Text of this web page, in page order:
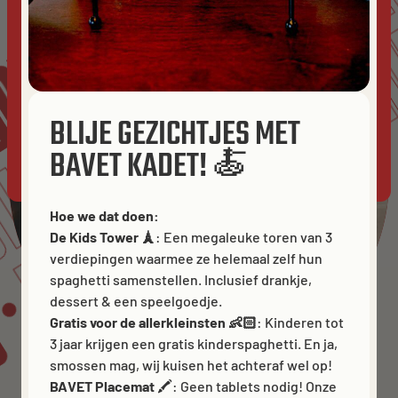
SPORTS
BAVETGAZET
BLIJE GEZICHTJES MET
BAVET KADET! 🍝
Hoe we dat doen:
De Kids Tower 🗼 : Een megaleuke toren van 3
verdiepingen waarmee ze helemaal zelf hun
spaghetti samenstellen. Inclusief drankje,
dessert & een speelgoedje.
Gratis voor de allerkleinsten 👶🏻: Kinderen tot
3 jaar krijgen een gratis kinderspaghetti. En ja,
smossen mag, wij kuisen het achteraf wel op!
BAVET Placemat 🖍️: Geen tablets nodig! Onze
experience on our website.
Cookies
ACCEPT ALL
ALLOW ANALYTICS ESSENTIALS ONLY